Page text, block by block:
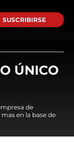
SUSCRIBIRSE
ÚNICO
de
en la base de